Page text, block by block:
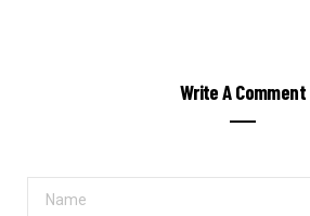
Write A Comment